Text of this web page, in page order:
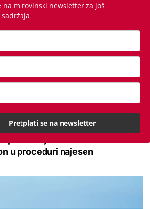
povećanje mirovina za 200.000
u proceduri najesen
na mirovinski newsletter za još
Pretplati se na newsletter